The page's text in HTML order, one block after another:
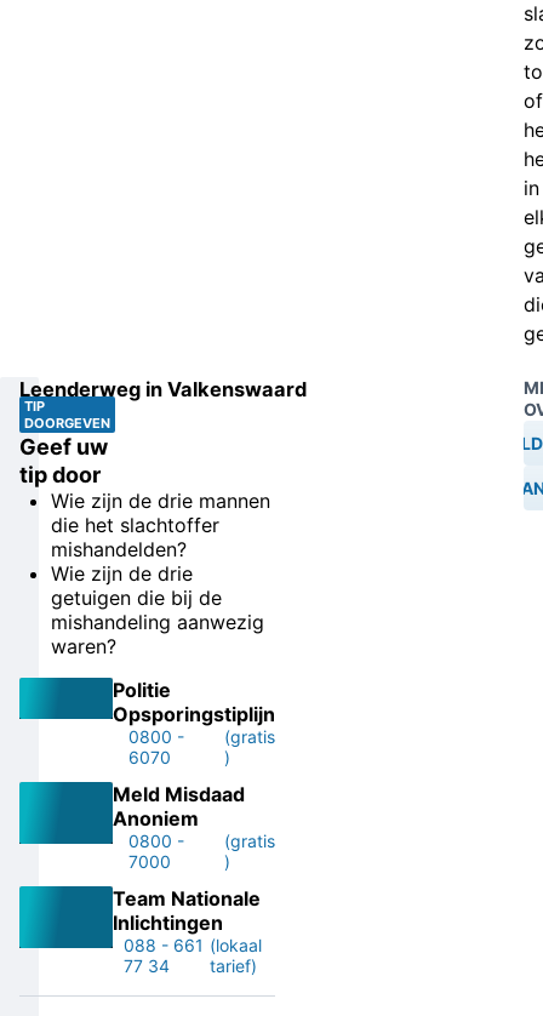
of
in
TIP
DOORGEVEN
Geef uw
tip door
Wie zijn de drie mannen
die het slachtoffer
mishandelden?
Wie zijn de drie
getuigen die bij de
mishandeling aanwezig
waren?
Politie
Opsporingstiplijn
0800 -
6070
(gratis
)
Meld Misdaad
Anoniem
0800 -
7000
(gratis
)
Team Nationale
Inlichtingen
088 - 661
77 34
(lokaal
tarief)
Leenderweg in Valkenswaard